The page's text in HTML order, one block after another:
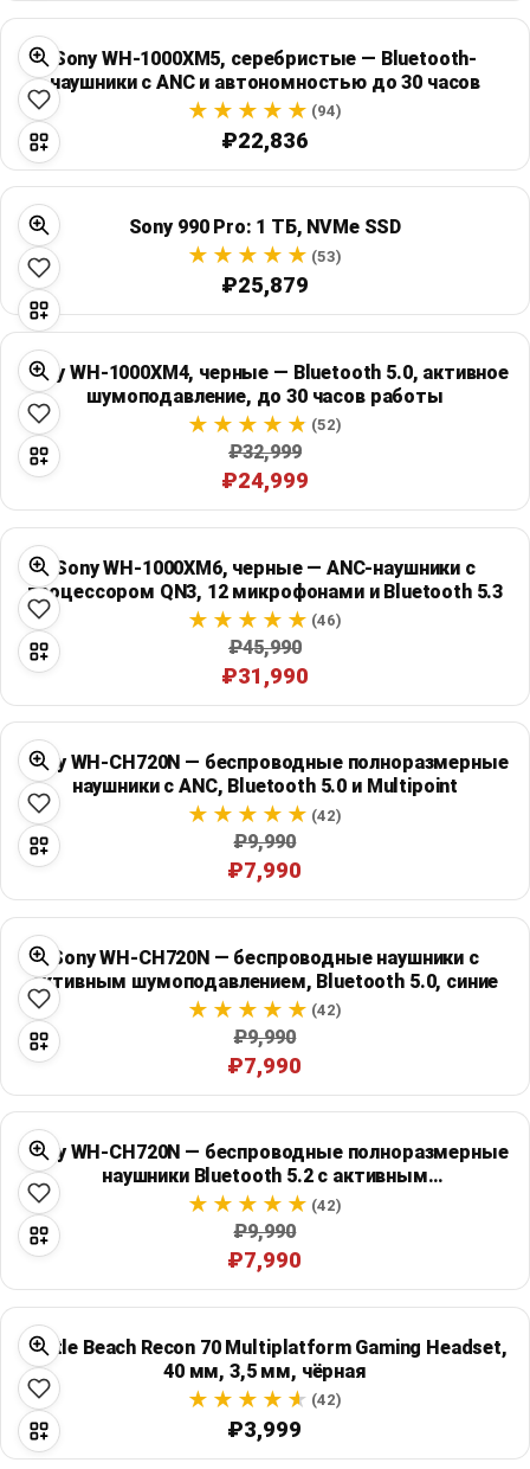
Compare
Plans & Pricing
Log in
Sony WH-1000XM5, серебристые — Bluetooth-
наушники с ANC и автономностью до 30 часов
(94)
₽22,836
Sony 990 Pro: 1 ТБ, NVMe SSD
(53)
₽25,879
Sony WH-1000XM4, черные — Bluetooth 5.0, активное
шумоподавление, до 30 часов работы
(52)
₽32,999
₽24,999
Sony WH-1000XM6, черные — ANC-наушники с
процессором QN3, 12 микрофонами и Bluetooth 5.3
(46)
₽45,990
₽31,990
Sony WH-CH720N — беспроводные полноразмерные
наушники с ANC, Bluetooth 5.0 и Multipoint
(42)
₽9,990
₽7,990
Sony WH-CH720N — беспроводные наушники с
активным шумоподавлением, Bluetooth 5.0, синие
(42)
₽9,990
₽7,990
Sony WH-CH720N — беспроводные полноразмерные
наушники Bluetooth 5.2 с активным
шумоподавлением
(42)
₽9,990
₽7,990
Turtle Beach Recon 70 Multiplatform Gaming Headset,
40 мм, 3,5 мм, чёрная
(42)
₽3,999